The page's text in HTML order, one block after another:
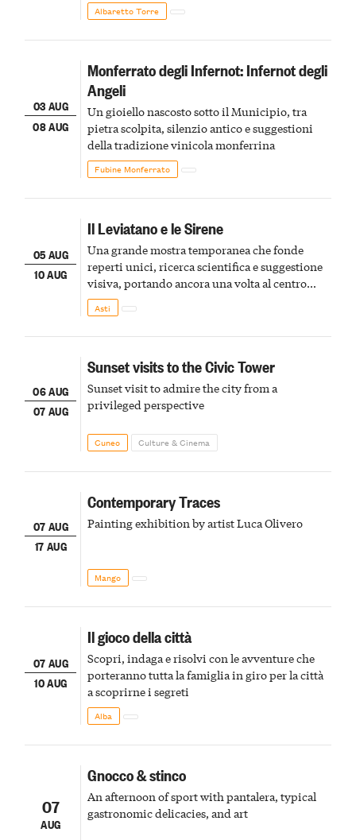
Albaretto Torre
03 AUG
08 AUG
Monferrato degli Infernot: Infernot degli
Angeli
Un gioiello nascosto sotto il Municipio, tra
pietra scolpita, silenzio antico e suggestioni
della tradizione vinicola monferrina
Fubine Monferrato
05 AUG
10 AUG
Il Leviatano e le Sirene
Una grande mostra temporanea che fonde
reperti unici, ricerca scientifica e suggestione
visiva, portando ancora una volta al centro
della scena le meraviglie del passato astigiano
Asti
06 AUG
07 AUG
Sunset visits to the Civic Tower
Sunset visit to admire the city from a
privileged perspective
Cuneo Culture & Cinema
07 AUG
17 AUG
Contemporary Traces
Painting exhibition by artist Luca Olivero
Mango
07 AUG
10 AUG
Il gioco della città
Scopri, indaga e risolvi con le avventure che
porteranno tutta la famiglia in giro per la città
a scoprirne i segreti
Alba
07
AUG
Gnocco & stinco
An afternoon of sport with pantalera, typical
gastronomic delicacies, and art